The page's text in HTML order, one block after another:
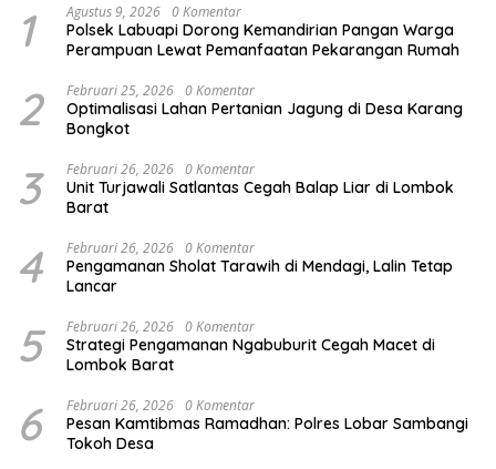
1 Agustus 9, 2026 0 Komentar
Polsek Labuapi Dorong Kemandirian Pangan Warga
Perampuan Lewat Pemanfaatan Pekarangan Rumah
2 Februari 25, 2026 0 Komentar
Optimalisasi Lahan Pertanian Jagung di Desa Karang
Bongkot
3 Februari 26, 2026 0 Komentar
Unit Turjawali Satlantas Cegah Balap Liar di Lombok
Barat
4 Februari 26, 2026 0 Komentar
Pengamanan Sholat Tarawih di Mendagi, Lalin Tetap
Lancar
5 Februari 26, 2026 0 Komentar
Strategi Pengamanan Ngabuburit Cegah Macet di
Lombok Barat
6 Februari 26, 2026 0 Komentar
Pesan Kamtibmas Ramadhan: Polres Lobar Sambangi
Tokoh Desa